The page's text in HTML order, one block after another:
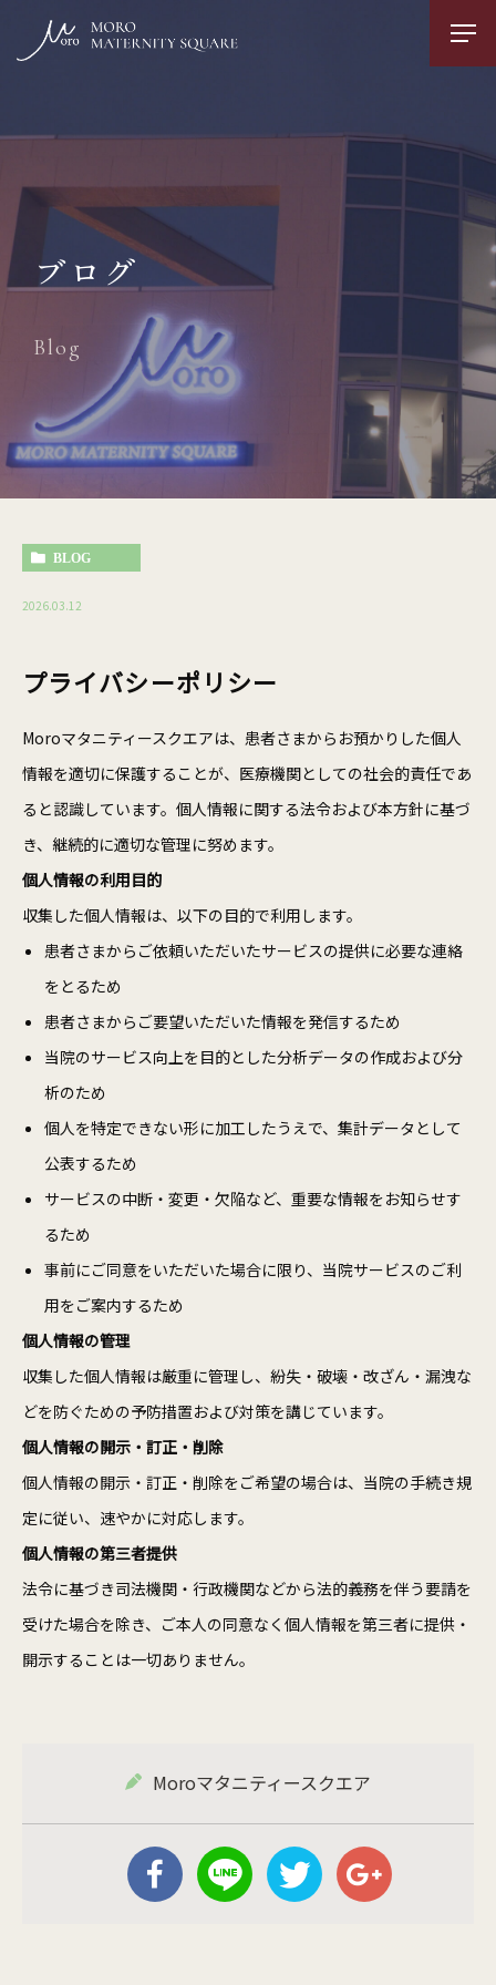
ブログ
Blog
BLOG
2026.03.12
プライバシーポリシー
Moroマタニティースクエアは、患者さまからお預かりした個人
情報を適切に保護することが、医療機関としての社会的責任であ
ると認識しています。個人情報に関する法令および本方針に基づ
き、継続的に適切な管理に努めます。
個人情報の利用目的
収集した個人情報は、以下の目的で利用します。
患者さまからご依頼いただいたサービスの提供に必要な連絡
をとるため
患者さまからご要望いただいた情報を発信するため
当院のサービス向上を目的とした分析データの作成および分
析のため
個人を特定できない形に加工したうえで、集計データとして
公表するため
サービスの中断・変更・欠陥など、重要な情報をお知らせす
るため
事前にご同意をいただいた場合に限り、当院サービスのご利
用をご案内するため
個人情報の管理
収集した個人情報は厳重に管理し、紛失・破壊・改ざん・漏洩な
どを防ぐための予防措置および対策を講じています。
個人情報の開示・訂正・削除
個人情報の開示・訂正・削除をご希望の場合は、当院の手続き規
定に従い、速やかに対応します。
個人情報の第三者提供
法令に基づき司法機関・行政機関などから法的義務を伴う要請を
受けた場合を除き、ご本人の同意なく個人情報を第三者に提供・
開示することは一切ありません。
Moroマタニティースクエア